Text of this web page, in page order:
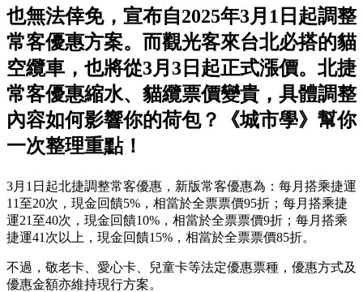
也無法倖免，宣布自2025年3月1日起調整
常客優惠方案。而觀光客來台北必搭的貓
空纜車，也將從3月3日起正式漲價。北捷
常客優惠縮水、貓纜票價變貴，具體調整
內容如何影響你的荷包？《城市學》幫你
一次整理重點！
3月1日起北捷調整常客優惠，新版常客優惠為：每月搭乘捷運
11至20次，現金回饋5%，相當於全票票價95折；每月搭乘捷
運21至40次，現金回饋10%，相當於全票票價9折；每月搭乘
捷運41次以上，現金回饋15%，相當於全票票價85折。
不過，敬老卡、愛心卡、兒童卡等法定優惠票種，優惠方式及
優惠金額亦維持現行方案。